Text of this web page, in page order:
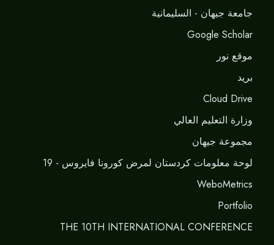
جامعة جيهان - السليمانية
Google Scholar
موقع نور
برید
Cloud Drive
وزارة التعليم العالي
مجموعة جيهان
لوحة معلومات كردستان لمرض كورونا فايروس - 19
WeboMetrics
Portfolio
THE 10TH INTERNATIONAL CONFERENCE